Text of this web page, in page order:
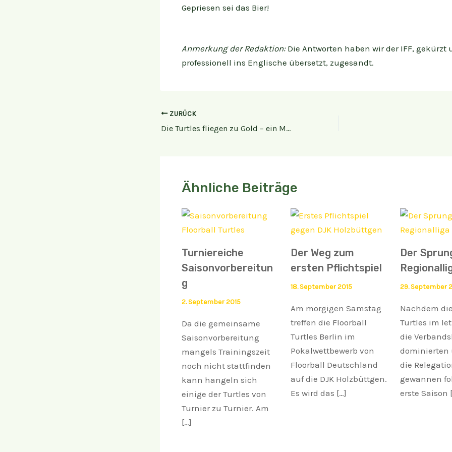
Gepriesen sei das Bier!
Anmerkung der Redaktion: Die Antworten haben wir der IFF, gekürzt
professionell ins Englische übersetzt, zugesandt.
ZURÜCK
Die Turtles fliegen zu Gold – ein Märchen von grünen Raketen und blauen Schildkröten
Ähnliche Beiträge
Turniereiche
Saisonvorbereitun
g
2. September 2015
Da die gemeinsame
Saisonvorbereitung
mangels Trainingszeit
noch nicht stattfinden
kann hangeln sich
einige der Turtles von
Turnier zu Turnier. Am
[…]
Der Weg zum
ersten Pflichtspiel
18. September 2015
Am morgigen Samstag
treffen die Floorball
Turtles Berlin im
Pokalwettbewerb von
Floorball Deutschland
auf die DJK Holzbüttgen.
Es wird das […]
Der
29. September
Nachdem
Turtles im
die
dominierten
die
gewannen
erste Saison